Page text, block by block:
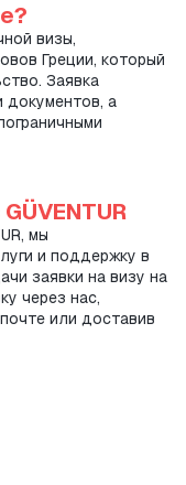
визы,
Греции, который
Заявка
документов, а
мы
и поддержку в
заявки на визу на
через нас,
или доставив